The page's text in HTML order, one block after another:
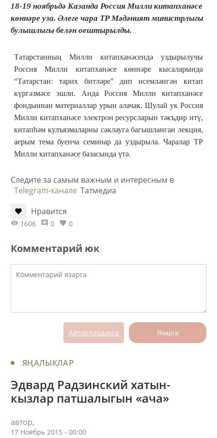
18-19 ноябрьдә Казанда Россия Милли китапханәсе
көннәре уза. Әлеге чара ТР Мәдәният министрлыгы
булышлыгы белән оештырылды.
Татарстанның Милли китапханәсендә уздырылучы
Россия Милли китапханәсе көннәре кысаларында
“Татарстан: тарих битләре" дип исемләнгән китап
күргәзмәсе эшли. Анда Россия Милли китапханәсе
фондыннан материаллар урын алачак. Шулай ук Россия
Милли китапханәсе электрон ресурсларын тәкъдир итү,
китапһәм кулъязмаларны саклауга багышланган лекция,
аерым тема буенча семинар да уздырыла. Чаралар ТР
Милли китапханәсе базасында үтә.
Следите за самым важным и интересным в
Telegram-канале Татмедиа
Нравится
1606 0 0
Комментарий юк
Авторлашырга Язарга
ЯҢАЛЫКЛАР
Эдвард Радзинский хатын-
кызлар патшалыгын «ача»
автор,
17 Ноябрь 2015 - 00:00